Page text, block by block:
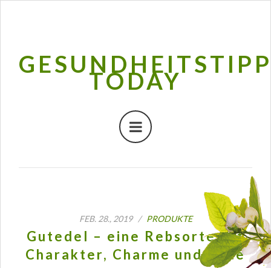
TODAY
FEB. 28., 2019 / PRODUKTE
Gutedel – eine Rebsorte mit
Charakter, Charme und Note